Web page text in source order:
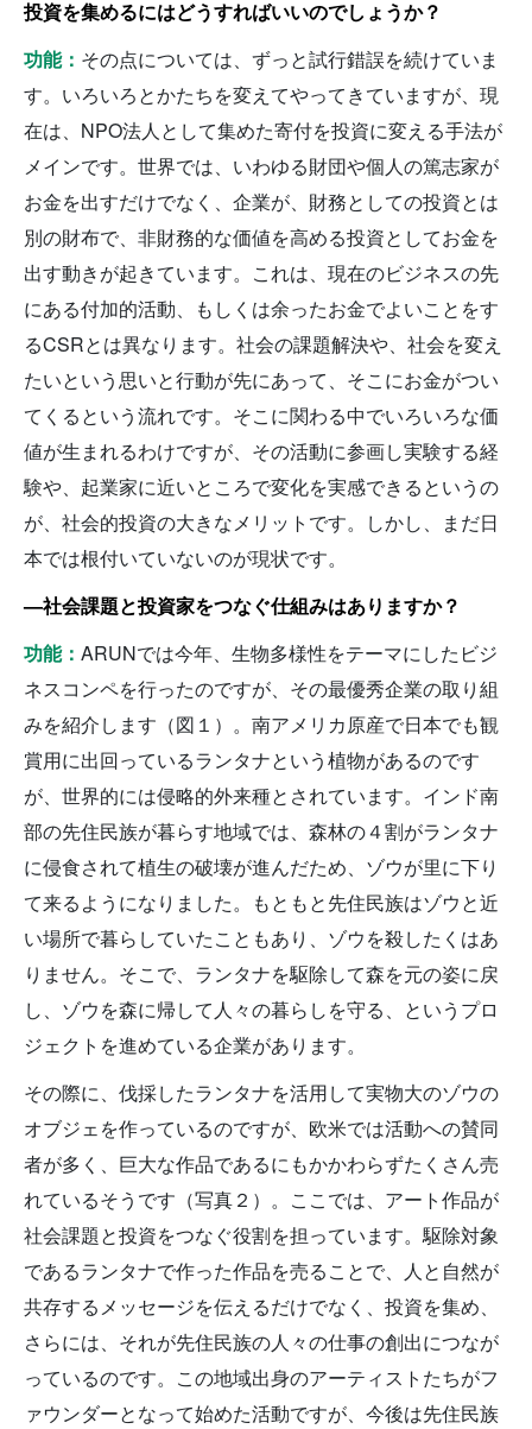
投資を集めるにはどうすればいいのでしょうか？
功能： その点については、ずっと試行錯誤を続けていま
す。いろいろとかたちを変えてやってきていますが、現
在は、NPO法人として集めた寄付を投資に変える手法が
メインです。世界では、いわゆる財団や個人の篤志家が
お金を出すだけでなく、企業が、財務としての投資とは
別の財布で、非財務的な価値を高める投資としてお金を
出す動きが起きています。これは、現在のビジネスの先
にある付加的活動、もしくは余ったお金でよいことをす
るCSRとは異なります。社会の課題解決や、社会を変え
たいという思いと行動が先にあって、そこにお金がつい
てくるという流れです。そこに関わる中でいろいろな価
値が生まれるわけですが、その活動に参画し実験する経
験や、起業家に近いところで変化を実感できるというの
が、社会的投資の大きなメリットです。しかし、まだ日
本では根付いていないのが現状です。
—社会課題と投資家をつなぐ仕組みはありますか？
功能： ARUNでは今年、生物多様性をテーマにしたビジ
ネスコンペを行ったのですが、その最優秀企業の取り組
みを紹介します（図１）。南アメリカ原産で日本でも観
賞用に出回っているランタナという植物があるのです
が、世界的には侵略的外来種とされています。インド南
部の先住民族が暮らす地域では、森林の４割がランタナ
に侵食されて植生の破壊が進んだため、ゾウが里に下り
て来るようになりました。もともと先住民族はゾウと近
い場所で暮らしていたこともあり、ゾウを殺したくはあ
りません。そこで、ランタナを駆除して森を元の姿に戻
し、ゾウを森に帰して人々の暮らしを守る、というプロ
ジェクトを進めている企業があります。
その際に、伐採したランタナを活用して実物大のゾウの
オブジェを作っているのですが、欧米では活動への賛同
者が多く、巨大な作品であるにもかかわらずたくさん売
れているそうです（写真２）。ここでは、アート作品が
社会課題と投資をつなぐ役割を担っています。駆除対象
であるランタナで作った作品を売ることで、人と自然が
共存するメッセージを伝えるだけでなく、投資を集め、
さらには、それが先住民族の人々の仕事の創出につなが
っているのです。この地域出身のアーティストたちがフ
ァウンダーとなって始めた活動ですが、今後は先住民族